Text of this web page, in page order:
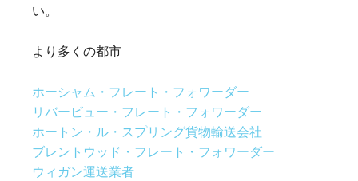
い。
より多くの都市
ホーシャム・フレート・フォワーダー
リバービュー・フレート・フォワーダー
ホートン・ル・スプリング貨物輸送会社
ブレントウッド・フレート・フォワーダー
ウィガン運送業者